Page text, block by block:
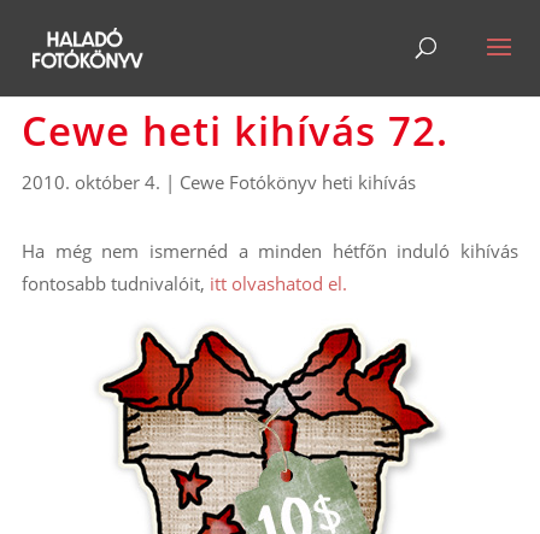
Cewe heti kihívás 72.
2010. október 4. | Cewe Fotókönyv heti kihívás
Ha még nem ismernéd a minden hétfőn induló kihívás
fontosabb tudnivalóit, itt olvashatod el.